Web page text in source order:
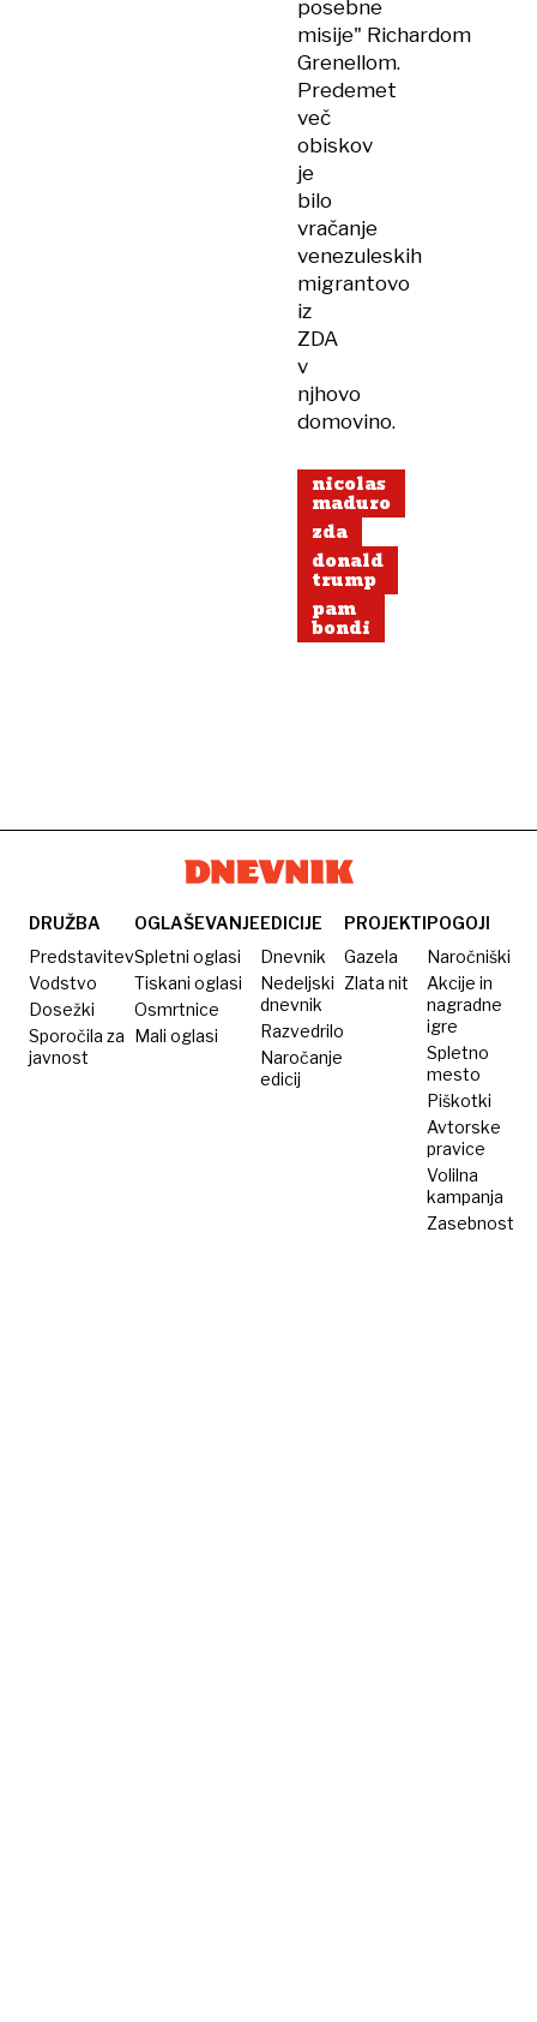
posebne
misije" Richardom
Grenellom.
Predemet
več
obiskov
je
bilo
vračanje
venezuleskih
migrantovo
iz
ZDA
v
njhovo
domovino.
nicolas
maduro
zda
donald
trump
pam
bondi
DRUŽBA
Predstavitev
Vodstvo
Dosežki
Sporočila za
javnost
OGLAŠEVANJE
Spletni oglasi
Tiskani oglasi
Osmrtnice
Mali oglasi
EDICIJE
Dnevnik
Nedeljski
dnevnik
Razvedrilo
Naročanje
edicij
PROJEKTI
Gazela
Zlata nit
POGOJI
Naročniški
Akcije in
nagradne
igre
Spletno
mesto
Piškotki
Avtorske
pravice
Volilna
kampanja
Zasebnost